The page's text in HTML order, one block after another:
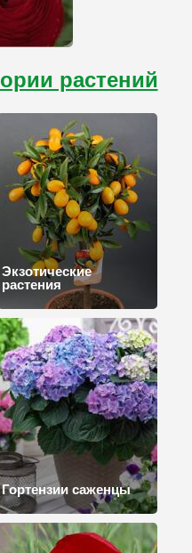
растений
Экзотические
растения
Гортензии саженцы